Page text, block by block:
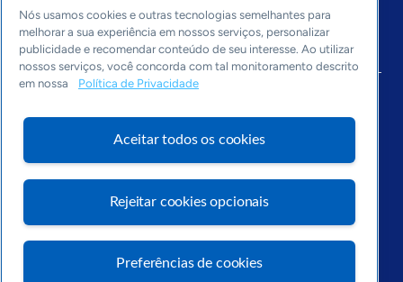
Cultura empreendedora
Dados
Arquivo
Visite o Portal Sebrae
Nós usamos cookies e outras tecnologias semelhantes para
melhorar a sua experiência em nossos serviços, personalizar
publicidade e recomendar conteúdo de seu interesse. Ao utilizar
nossos serviços, você concorda com tal monitoramento descrito
em nossa
Política de Privacidade
Aceitar todos os cookies
Rejeitar cookies opcionais
Preferências de cookies